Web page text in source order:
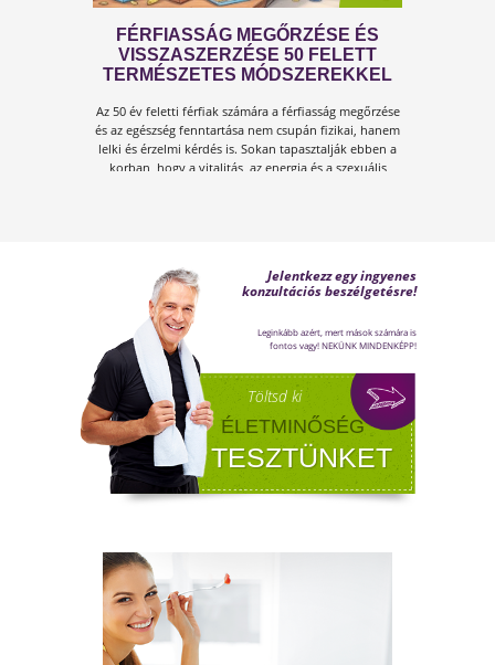
A KÁNIKULA 6 LEGFŐBB
Amikor a hőmérséklet tartósan 30–35 °C fölé
emelkedik, szervezetünk hőszabályozó
FÉRFI VÁLTOZÓKOR - A
LEHETŐSÉGET LÁSD MEG